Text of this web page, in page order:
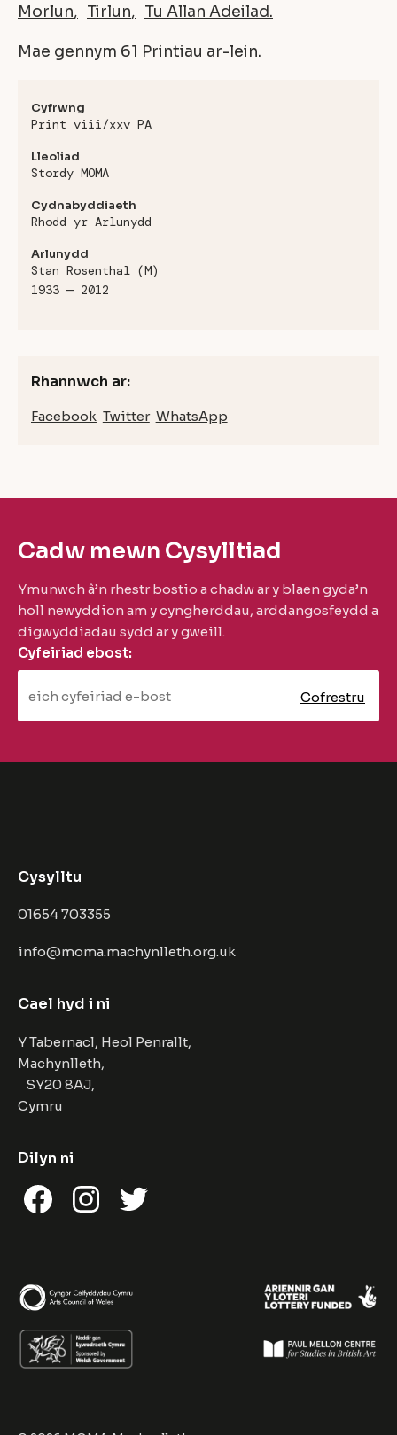
Morlun
Tirlun Tu Allan Adeilad
Mae gennym 61 Printiau ar-lein.
Cyfrwng
Print viii/xxv PA
Lleoliad
Stordy MOMA
Cydnabyddiaeth
Rhodd yr Arlunydd
Arlunydd
Stan Rosenthal (M)
1933 — 2012
Rhannwch ar:
Facebook Twitter WhatsApp
Cadw mewn Cysylltiad
Ymunwch â’n rhestr bostio a chadw ar y blaen gyda’n
holl newyddion am y cyngherddau, arddangosfeydd a
digwyddiadau sydd ar y gweill.
Cyfeiriad ebost:
Cysylltu
01654 703355
info@moma.machynlleth.org.uk
Cael hyd i ni
Y Tabernacl, Heol Penrallt,
Machynlleth,
SY20 8AJ,
Cymru
Dilyn ni
FacebookInstagramTwitter